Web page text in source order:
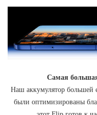
Самая
Наш аккумулятор большей
были оптимизированы